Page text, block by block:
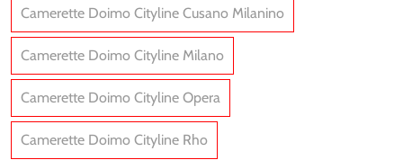
Camerette Doimo Cityline Cusano Milanino
Camerette Doimo Cityline Milano
Camerette Doimo Cityline Opera
Camerette Doimo Cityline Rho